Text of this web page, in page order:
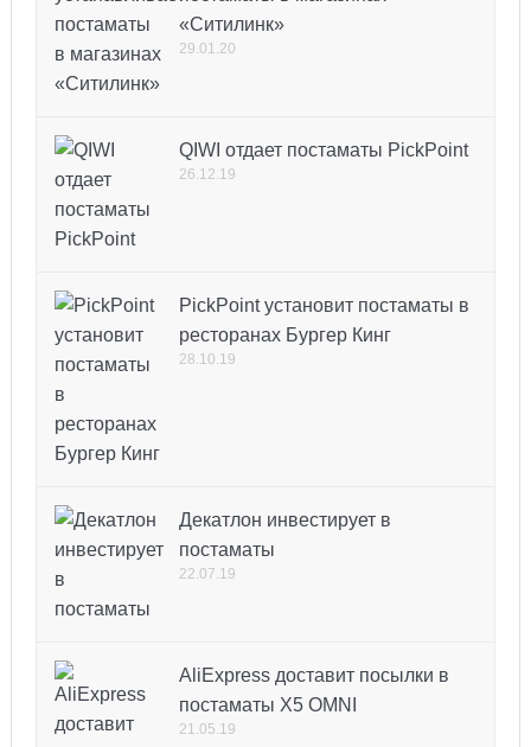
«Ситилинк»
29.01.20
QIWI отдает постаматы PickPoint
26.12.19
PickPoint установит постаматы в
ресторанах Бургер Кинг
28.10.19
Декатлон инвестирует в
постаматы
22.07.19
AliExpress доставит посылки в
постаматы X5 OMNI
21.05.19